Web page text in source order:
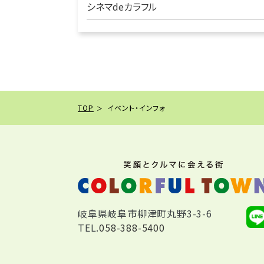
シネマdeカラフル
TOP イベント・インフォ
岐阜県岐阜市柳津町丸野3-3-6
TEL.058-388-5400